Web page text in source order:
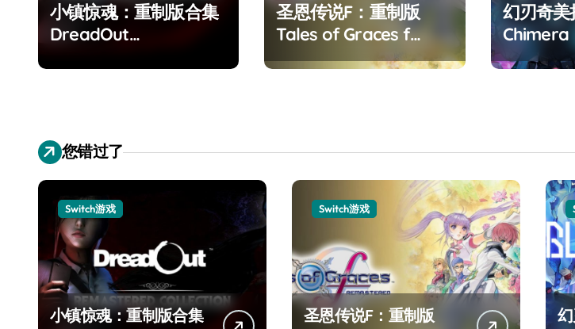
小镇惊魂：重制版合集
DreadOut
圣恩传说F：重制版
Tales of Graces f
Remastered
幻刃奇
Chimera
您错过了
Switch游戏
小镇惊魂：重制版合集
Switch游戏
圣恩传说F：重制版